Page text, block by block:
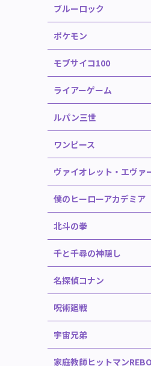
ブルーロック
ポケモン
モブサイコ100
ライアーゲーム
ルパン三世
ワンピース
ヴァイオレット・エヴァ
僕のヒーローアカデミア
北斗の拳
千と千尋の神隠し
名探偵コナン
呪術廻戦
宇宙兄弟
家庭教師ヒットマン